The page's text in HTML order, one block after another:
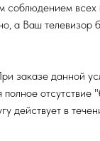
соблюдением
а Ваш телевизор
данной
действует в